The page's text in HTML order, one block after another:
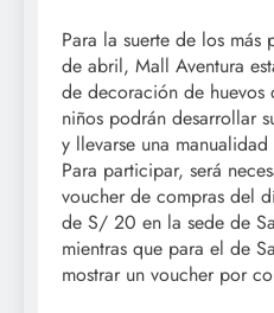
Para la suerte de los más
de abril, Mall Aventura
de decoración de
niños podrán desarrollar
y llevarse una
Para participar, será
voucher de compras del
de S/ 20 en la sede de
mientras que para el de
mostrar un voucher por